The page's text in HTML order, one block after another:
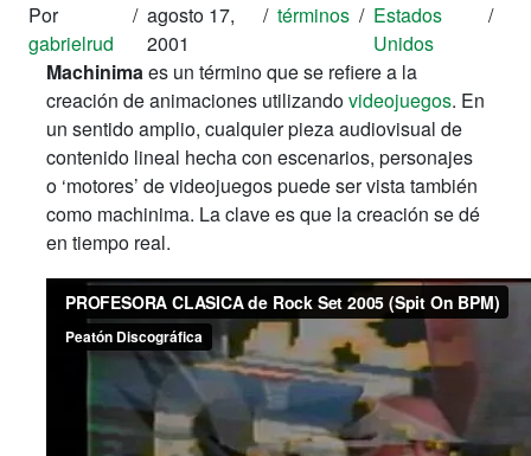
Por
gabrielrud
/ agosto 17,
2001
/ términos / Estados
Unidos
/
Machinimaes un término que se refiere a la
creación de animaciones utilizandovideojuegos. En
un sentido amplio, cualquier pieza audiovisual de
contenido lineal hecha con escenarios, personajes
o ‘motores’ de videojuegos puede ser vista también
como machinima. La clave es que la creación se dé
en tiempo real.